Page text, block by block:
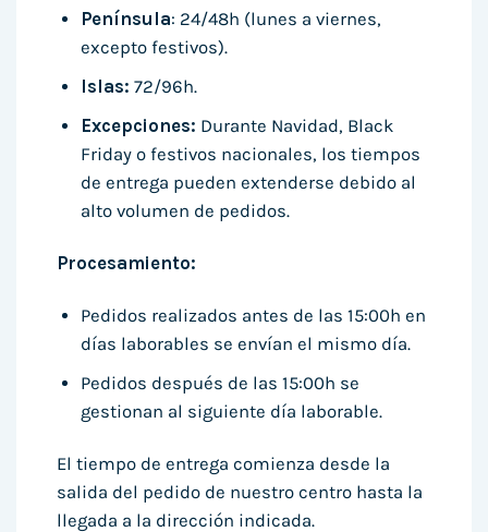
Península: 24/48h (lunes a viernes,
excepto festivos).
Islas: 72/96h.
Excepciones: Durante Navidad, Black
Friday o festivos nacionales, los tiempos
de entrega pueden extenderse debido al
alto volumen de pedidos.
Procesamiento:
Pedidos realizados antes de las 15:00h en
días laborables se envían el mismo día.
Pedidos después de las 15:00h se
gestionan al siguiente día laborable.
El tiempo de entrega comienza desde la
salida del pedido de nuestro centro hasta la
llegada a la dirección indicada.